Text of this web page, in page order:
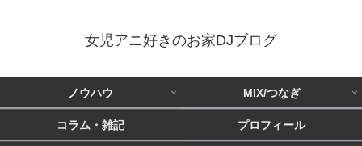
女児アニ好きのお家DJブログ
ノウハウ MIX/つなぎ
コラム・雑記 プロフィール